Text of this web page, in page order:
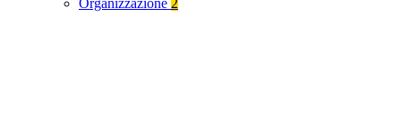
Organizzazione 2